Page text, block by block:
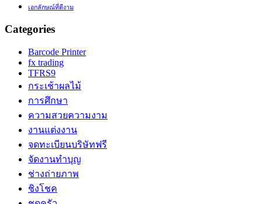
เอกลักษณ์ที่ดีงาม
Categories
Barcode Printer
fx trading
TFRS9
กระเช้าผลไม้
การศึกษา
ความสวยความงาม
งานแต่งงาน
จดทะเบียนบริษัทฟรี
จัดงานทำบุญ
ช่างถ่ายภาพ
ชิงโชค